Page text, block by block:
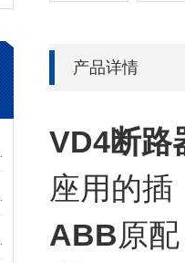
产品详情
VD4断路
座用的插
ABB原